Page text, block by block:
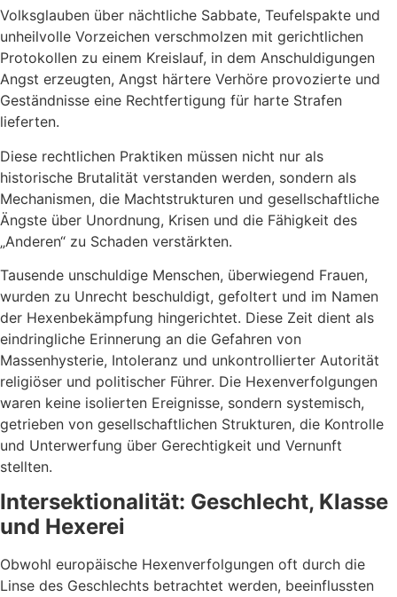
Volksglauben über nächtliche Sabbate, Teufelspakte und
unheilvolle Vorzeichen verschmolzen mit gerichtlichen
Protokollen zu einem Kreislauf, in dem Anschuldigungen
Angst erzeugten, Angst härtere Verhöre provozierte und
Geständnisse eine Rechtfertigung für harte Strafen
lieferten.
Diese rechtlichen Praktiken müssen nicht nur als
historische Brutalität verstanden werden, sondern als
Mechanismen, die Machtstrukturen und gesellschaftliche
Ängste über Unordnung, Krisen und die Fähigkeit des
„Anderen“ zu Schaden verstärkten.
Tausende unschuldige Menschen, überwiegend Frauen,
wurden zu Unrecht beschuldigt, gefoltert und im Namen
der Hexenbekämpfung hingerichtet. Diese Zeit dient als
eindringliche Erinnerung an die Gefahren von
Massenhysterie, Intoleranz und unkontrollierter Autorität
religiöser und politischer Führer. Die Hexenverfolgungen
waren keine isolierten Ereignisse, sondern systemisch,
getrieben von gesellschaftlichen Strukturen, die Kontrolle
und Unterwerfung über Gerechtigkeit und Vernunft
stellten.
Intersektionalität: Geschlecht, Klasse
und Hexerei
Obwohl europäische Hexenverfolgungen oft durch die
Linse des Geschlechts betrachtet werden, beeinflussten